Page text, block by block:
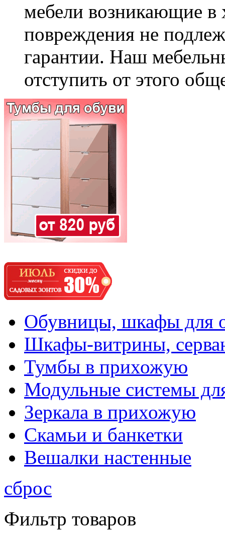
мебели возникающие в
повреждения не
гарантии. Наш
отступить от этого
Обувницы, шкафы для
Шкафы-витрины,
Тумбы в прихожую
Модульные системы
Зеркала в прихожую
Скамьи и банкетки
Вешалки настенные
сброс
Фильтр товаров